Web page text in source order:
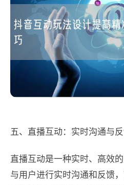
五、直播互动：实时沟通与
直播互动是一种实时、高效
与用户进行实时沟通和反馈